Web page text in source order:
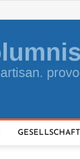
GESELLSCHAFT